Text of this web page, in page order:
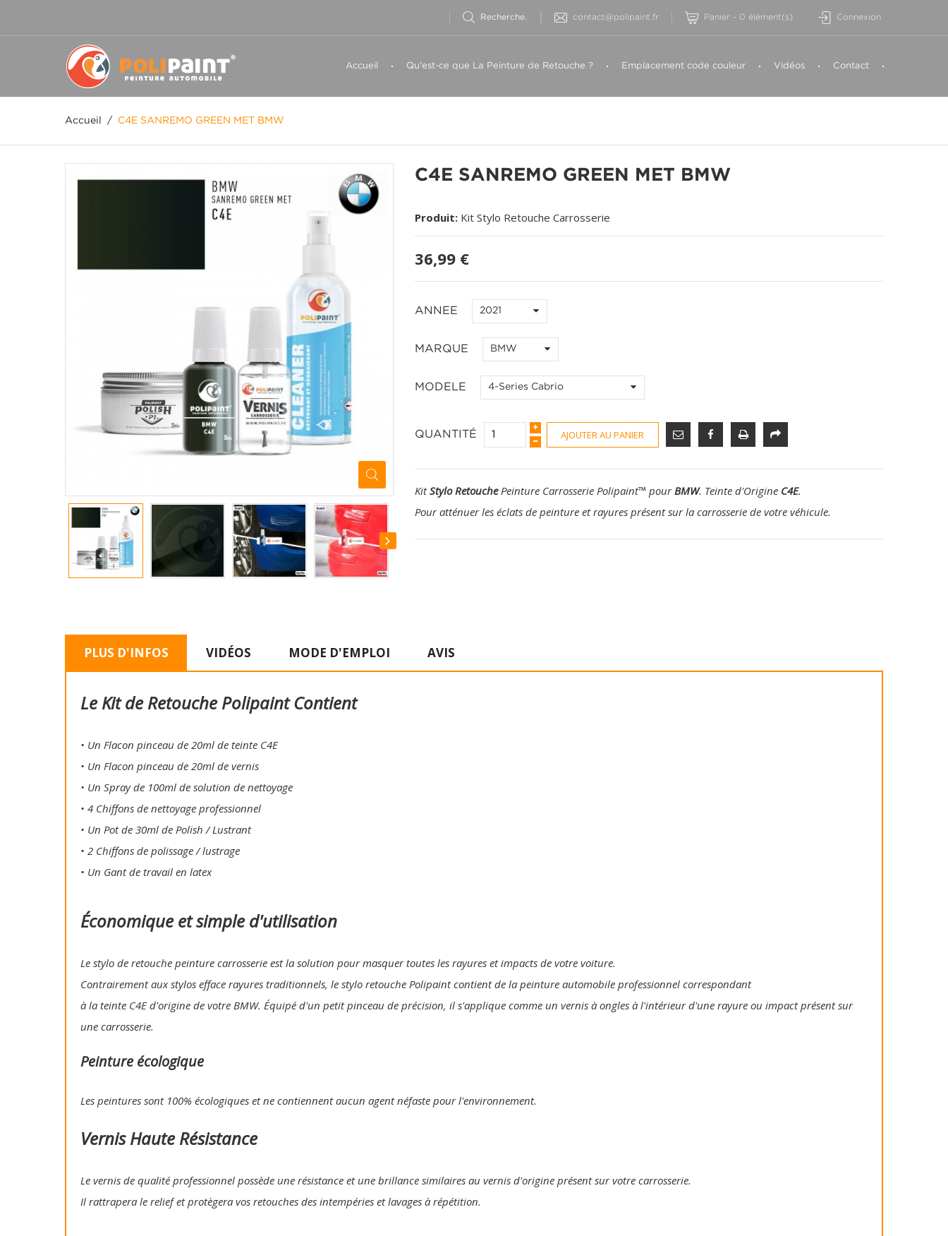
contact@polipaint.fr Panier - 0 élément(s) Connexion
Accueil Qu'est-ce que La Peinture de Retouche ? Emplacement code couleur Vidéos Contact
Accueil / C4E SANREMO GREEN MET BMW
C4E SANREMO GREEN MET BMW
Produit: Kit Stylo Retouche Carrosserie
36,99 €
ANNEE 2021
MARQUE BMW
MODELE 4-Series Cabrio
QUANTITÉ AJOUTER AU PANIER
KitStylo RetouchePeinture Carrosserie Polipaint™ pourBMW. Teinte d'Origine C4E.
Pour atténuer les éclats de peinture et rayures présent sur la carrosserie de votre véhicule.
PLUS D'INFOS VIDÉOS MODE D'EMPLOI AVIS
Le Kit de Retouche Polipaint Contient
• Un Flacon pinceau de 20ml de teinte C4E
• Un Flacon pinceau de 20ml de vernis
• Un Spray de 100ml de solution de nettoyage
• 4 Chiffons de nettoyage professionnel
• Un Pot de 30ml de Polish / Lustrant
• 2 Chiffons de polissage / lustrage
• Un Gant de travail en latex
Économique et simple d'utilisation
Le stylo de retouche peinture carrosserie est la solution pour masquer toutes les rayures et impacts de votre voiture.
Contrairement aux stylos efface rayures traditionnels, le stylo retouche Polipaint contient de la peinture automobile professionnel correspondant
à la teinte C4E d'origine de votre BMW. Équipé d'un petit pinceau de précision, il s'applique comme un vernis à ongles à l'intérieur d'une rayure ou impact présent sur
une carrosserie.
Peinture écologique
Les peintures sont 100% écologiques et ne contiennent aucun agent néfaste pour l'environnement.
Vernis Haute Résistance
Le vernis de qualité professionnel possède une résistance et une brillance similaires au vernis d'origine présent sur votre carrosserie.
Il rattrapera le relief et protègera vos retouches des intempéries et lavages à répétition.